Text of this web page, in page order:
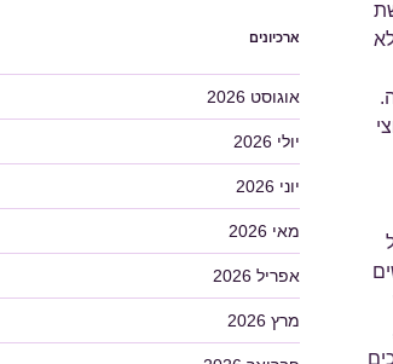
ארכיונים
אוגוסט 2026
יולי 2026
יוני 2026
מאי 2026
אפריל 2026
מרץ 2026